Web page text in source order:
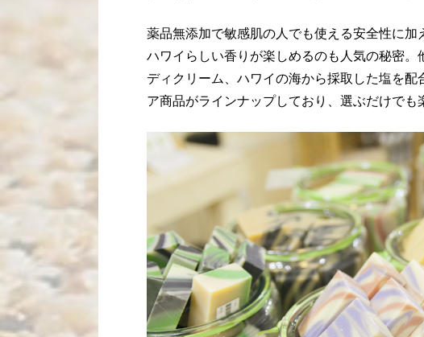
薬品無添加で敏感肌の人でも使える安全性に
ハワイらしい香りが楽しめるのも人気の秘密
ディクリーム、ハワイの海から採取した塩を
ア商品がラインナップしており、選ぶだけでも